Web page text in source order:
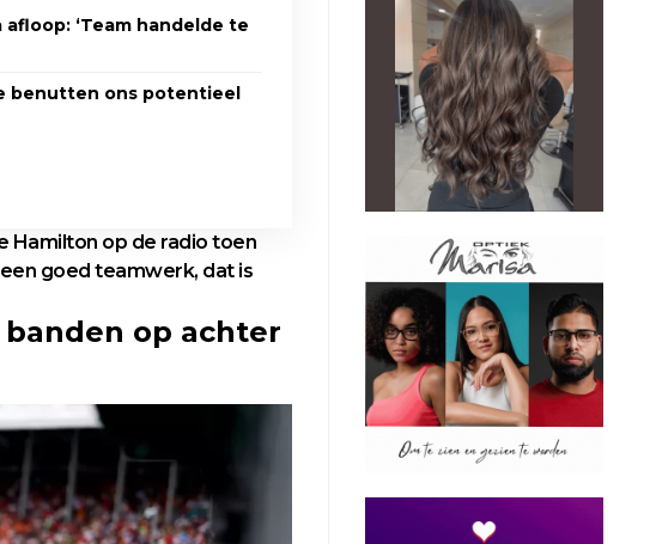
afloop: ‘Team handelde te
benutten ons potentieel
Hamilton op de radio toen
goed teamwerk, dat is
op achter